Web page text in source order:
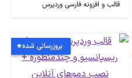
قالب و افزونه فارسی وردپرس
بروزرسانی شده